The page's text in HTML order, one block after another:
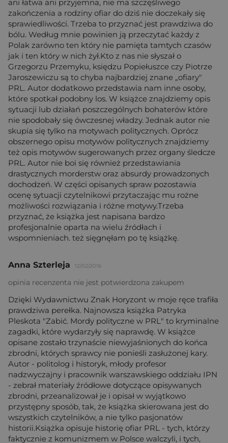
ani łatwa ani przyjemna, nie ma szczęśliwego
zakończenia a rodziny ofiar do dziś nie doczekały się
sprawiedliwości. Trzeba to przyznać jest prawdziwa do
bólu. Według mnie powinien ją przeczytać każdy z
Polak zarówno ten który nie pamięta tamtych czasów
jak i ten który w nich żył.Kto z nas nie słyszał o
Grzegorzu Przemyku, księdzu Popiełuszce czy Piotrze
Jaroszewiczu są to chyba najbardziej znane „ofiary"
PRL. Autor dodatkowo przedstawia nam inne osoby,
które spotkał podobny los. W książce znajdziemy opis
sytuacji lub działań poszczególnych bohaterów które
nie spodobały się ówczesnej władzy. Jednak autor nie
skupia się tylko na motywach politycznych. Oprócz
obszernego opisu motywów politycznych znajdziemy
też opis motywów sugerowanych przez organy śledcze
PRL. Autor nie boi się również przedstawiania
drastycznych morderstw oraz absurdy prowadzonych
dochodzeń. W części opisanych spraw pozostawia
ocenę sytuacji czytelnikowi przytaczając mu rożne
możliwości rozwiązania i różne motywy.Trzeba
przyznać, że książka jest napisana bardzo
profesjonalnie oparta na wielu źródłach i
wspomnieniach. też sięgnęłam po tę książkę.
Anna Szterleja 12/02/2016
opinia recenzenta nie jest potwierdzona zakupem
Dzięki Wydawnictwu Znak Horyzont w moje ręce trafiła
prawdziwa perełka. Najnowsza książka Patryka
Pleskota "Zabić. Mordy polityczne w PRL" to kryminalne
zagadki, które wydarzyły się naprawdę. W książce
opisane zostało trzynaście niewyjaśnionych do końca
zbrodni, których sprawcy nie ponieśli zasłużonej kary.
Autor - politolog i historyk, młody profesor
nadzwyczajny i pracownik warszawskiego oddziału IPN
- zebrał materiały źródłowe dotyczące opisywanych
zbrodni, przeanalizował je i opisał w wyjątkowo
przystępny sposób, tak, że książka skierowana jest do
wszystkich czytelników, a nie tylko pasjonatów
historii.Książka opisuje historię ofiar PRL - tych, którzy
faktycznie z komunizmem w Polsce walczyli, i tych,